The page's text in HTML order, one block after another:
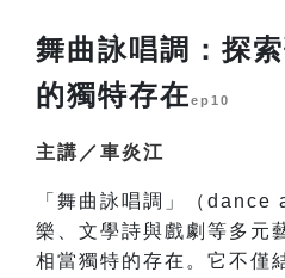
舞曲詠唱調：探
的獨特存在ep10
主講／車炎江
「舞曲詠唱調」（dance
樂、文學詩與戲劇等多元
相當獨特的存在。它不僅